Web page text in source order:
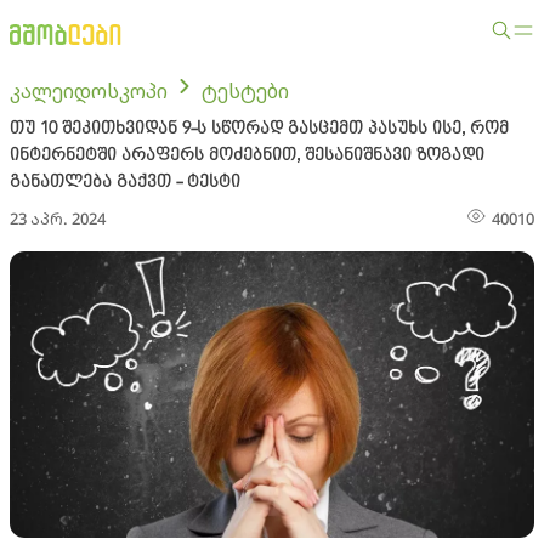
კალეიდოსკოპი ტესტები
თუ 10 შეკითხვიდან 9-ს სწორად გასცემთ პასუხს ისე, რომ
ინტერნეტში არაფერს მოძებნით, შესანიშნავი ზოგადი
განათლება გაქვთ - ტესტი
23 აპრ. 2024 40010